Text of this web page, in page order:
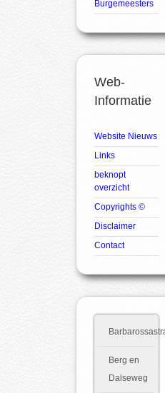
Burgemeesters
Web-
Informatie
Website Nieuws
Links
beknopt
overzicht
Copyrights ©
Disclaimer
Contact
Berg en
Dalseweg